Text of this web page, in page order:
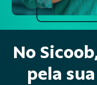
No
pela